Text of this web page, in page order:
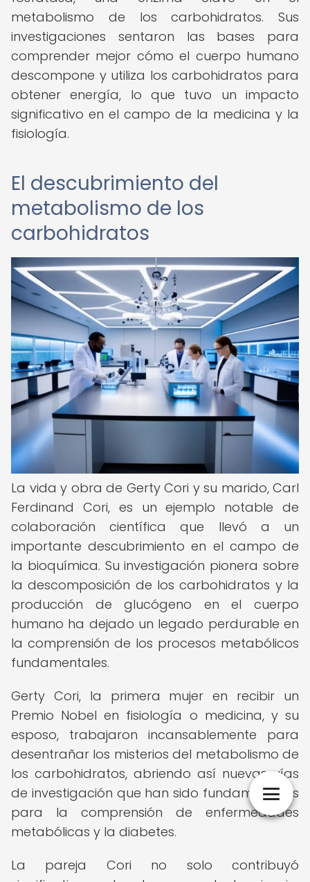
metabolismo de los carbohidratos. Sus
investigaciones sentaron las bases para
comprender mejor cómo el cuerpo humano
descompone y utiliza los carbohidratos para
obtener energía, lo que tuvo un impacto
significativo en el campo de la medicina y la
fisiología.
El descubrimiento del
metabolismo de los
carbohidratos
La vida y obra de Gerty Cori y su marido, Carl
Ferdinand Cori, es un ejemplo notable de
colaboración científica que llevó a un
importante descubrimiento en el campo de
la bioquímica. Su investigación pionera sobre
la descomposición de los carbohidratos y la
producción de glucógeno en el cuerpo
humano ha dejado un legado perdurable en
la comprensión de los procesos metabólicos
fundamentales.
Gerty Cori, la primera mujer en recibir un
Premio Nobel en fisiología o medicina, y su
esposo, trabajaron incansablemente para
desentrañar los misterios del metabolismo de
los carbohidratos, abriendo así nuevas vías
de investigación que han sido fundamentales
para la comprensión de enfermedades
metabólicas y la diabetes.
La pareja Cori no solo contribuyó